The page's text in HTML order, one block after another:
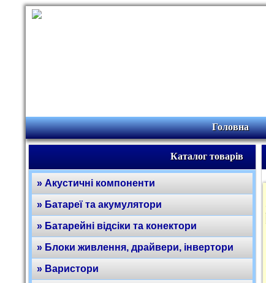
Головна
Каталог товарів
» Акустичні компоненти
» Батареї та акумулятори
» Батарейні відсіки та конектори
» Блоки живлення, драйвери, інвертори
» Варистори